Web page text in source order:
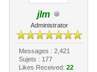
jlm
Administrator
Messages : 2,421
Sujets : 177
Likes Received: 22